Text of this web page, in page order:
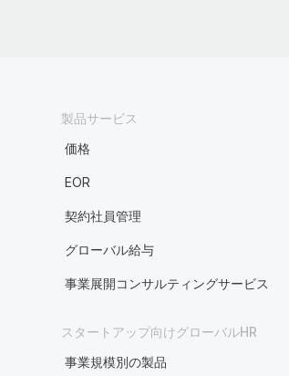
製品サービス
価格
EOR
契約社員管理
グローバル給与
事業展開コンサルティングサービス
スタートアップ向けグローバルHR
事業規模別の製品